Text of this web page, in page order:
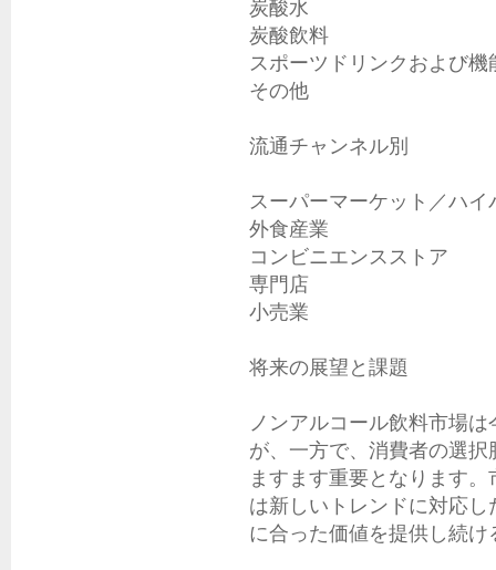
炭酸水
炭酸飲料
スポーツドリンクおよび機
その他
流通チャンネル別
スーパーマーケット／ハイ
外食産業
コンビニエンスストア
専門店
小売業
将来の展望と課題
ノンアルコール飲料市場
が、一方で、消費者の選
ますます重要となります
は新しいトレンドに対応
に合った価値を提供し続